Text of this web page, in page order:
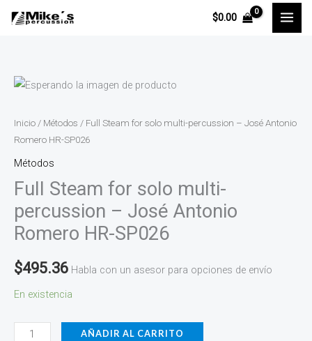
$0.00
Inicio / Métodos / Full Steam for solo multi-percussion – José Antonio
Romero HR-SP026
Métodos
Full Steam for solo multi-
percussion – José Antonio
Romero HR-SP026
$495.36 Habla con un asesor para opciones de envío
En existencia
Full
for
solo
multi-
percussion
-
José
Antonio
HR-
SP026
AÑADIR AL CARRITO